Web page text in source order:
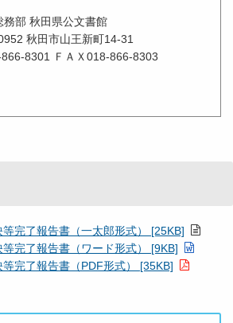
務部 秋田県公文書館
秋田市山王新町14-31
8301 ＦＡＸ018-866-8303
完了報告書（一太郎形式） [25KB]
完了報告書（ワード形式） [9KB]
完了報告書（PDF形式） [35KB]